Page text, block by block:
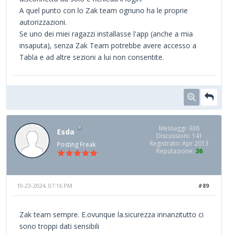
A quel punto con lo Zak team ognuno ha le proprie
autorizzazioni.
Se uno dei miei ragazzi installasse l'app (anche a mia
insaputa), senza Zak Team potrebbe avere accesso a
Tabla e ad altre sezioni a lui non consentite.
Esda
Posting Freak
Messaggi: 936
Discussioni: 141
Registrato: Apr 2013
Reputazione: 36
#89
10-23-2024, 07:16 PM
Zak team sempre. E.ovunque la.sicurezza innanzitutto ci
sono troppi dati sensibili